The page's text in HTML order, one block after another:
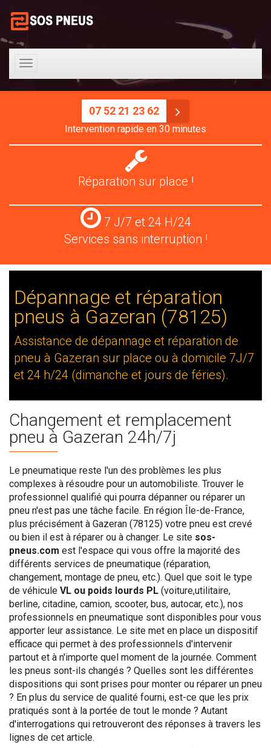
Toggle
navigation
07 52 21 23 62
Intervention rapide en 30 minutes
Réparation
pneus
Réparation sur place !
Services
24
H/24
7 J/7 et 24 H/24
Services sans interruption !
Dépannage et réparation
pneus à Gazeran (78125)
Assistance de dépannage et réparation de
pneu à Gazeran sur place ou à domicile 7J/7
et 24 h/24 (dimanche et jours de féries).
Changement et remplacement
pneu à Gazeran 24h/7j
Le pneumatique reste l'un des problèmes les plus
complexes à résoudre pour un automobiliste. Trouver le
professionnel qualifié qui pourra dépanner ou réparer un
pneu n'est pas une tâche facile. En région Île-de-France,
plus précisément à Gazeran (78125) votre pneu est crevé
ou bien il est à réparer ou à changer. Le site sos-
pneus.com est l'espace qui vous offre la majorité des
différents services de pneumatique (réparation,
changement, montage de pneu, etc.). Quel que soit le type
de véhicule VL ou poids lourds PL (voiture,utilitaire,
berline, citadine, camion, scooter, bus, autocar, etc.), nos
professionnels en pneumatique sont disponibles pour vous
apporter leur assistance. Le site met en place un dispositif
efficace qui permet à des professionnels d'intervenir
partout et à n'importe quel moment de la journée. Comment
les pneus sont-ils changés ? Quelles sont les différentes
dispositions qui sont prises pour monter ou réparer un pneu
? En plus du service de qualité fourni, est-ce que les prix
pratiqués sont à la portée de tout le monde ? Autant
d'interrogations qui retrouveront des réponses à travers les
lignes de cet article.